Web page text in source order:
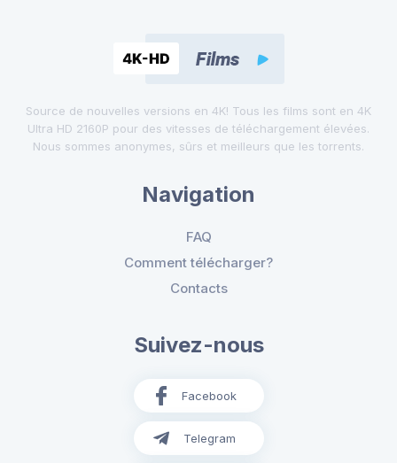
Source de nouvelles versions en 4K! Tous les films sont en 4K
Ultra HD 2160P pour des vitesses de téléchargement élevées.
Nous sommes anonymes, sûrs et meilleurs que les torrents.
Navigation
FAQ
Comment télécharger?
Contacts
Suivez-nous
Facebook
Telegram